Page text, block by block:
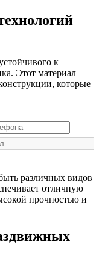
к
Этот материал
которые
различных видов
отличную
прочностью и